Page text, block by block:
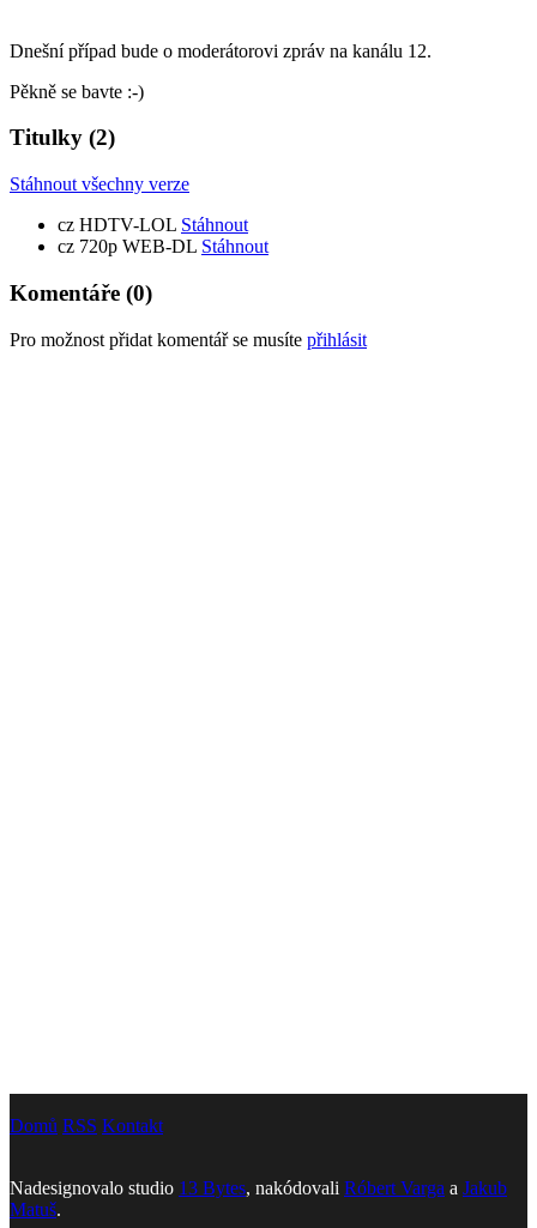
Dnešní případ bude o moderátorovi zpráv na kanálu 12.
Pěkně se bavte :-)
Titulky (2)
Stáhnout všechny verze
cz HDTV-LOL Stáhnout
cz 720p WEB-DL Stáhnout
Komentáře (0)
Pro možnost přidat komentář se musíte přihlásit
Domů RSS Kontakt
Nadesignovalo studio 13 Bytes, nakódovali Róbert Varga a Jakub
Matuš.